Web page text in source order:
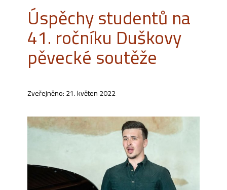
Úspěchy studentů na
41. ročníku Duškovy
pěvecké soutěže
Zveřejněno: 21. květen 2022